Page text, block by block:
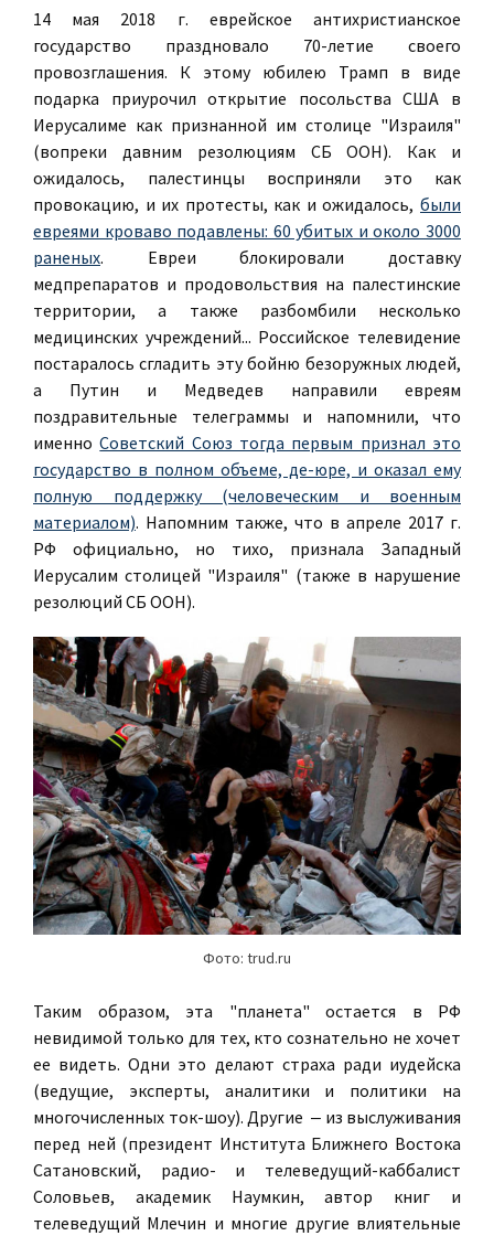
14 мая 2018 г. еврейское антихристианское
государство праздновало 70-летие своего
провозглашения. К этому юбилею Трамп в виде
подарка приурочил открытие посольства США в
Иерусалиме как признанной им столице "Израиля"
(вопреки давним резолюциям СБ ООН). Как и
ожидалось, палестинцы восприняли это как
провокацию, и их протесты, как и ожидалось, были
евреями кроваво подавлены: 60 убитых и около 3000
раненых. Евреи блокировали доставку
медпрепаратов и продовольствия на палестинские
территории, а также разбомбили несколько
медицинских учреждений... Российское телевидение
постаралось сгладить эту бойню безоружных людей,
а Путин и Медведев направили евреям
поздравительные телеграммы и напомнили, что
именноСоветский Союз тогда первым признал это
государство в полном объеме, де-юре, и оказал ему
полную поддержку (человеческим и военным
материалом). Напомним также, что в апреле 2017 г.
РФ официально, но тихо, признала Западный
Иерусалим столицей "Израиля" (также в нарушение
резолюций СБ ООН).
Фото: trud.ru
Таким образом, эта "планета" остается в РФ
невидимой только для тех, кто сознательно не хочет
ее видеть. Одни это делают страха ради иудейска
(ведущие, эксперты, аналитики и политики на
многочисленных ток-шоу). Другие ‒ из выслуживания
перед ней (президент Института Ближнего Востока
Сатановский, радио- и телеведущий-каббалист
Соловьев, академик Наумкин, автор книг и
телеведущий Млечин и многие другие влиятельные